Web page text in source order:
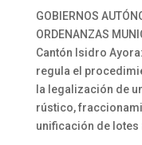
GOBIERNOS
ORDENANZAS
Cantón Isidro
regula el
la legalización de
rústico,
unificación de